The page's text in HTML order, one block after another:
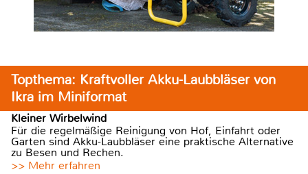
Topthema: Kraftvoller Akku-Laubbläser von
Ikra im Miniformat
Kleiner Wirbelwind
Für die regelmäßige Reinigung von Hof, Einfahrt oder
Garten sind Akku-Laubbläser eine praktische Alternative
zu Besen und Rechen.
>> Mehr erfahren